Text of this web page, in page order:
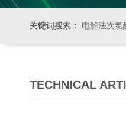
关键词搜索： 电解法次氯酸钠
TECHNICAL